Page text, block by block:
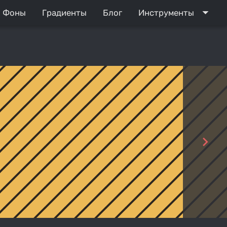
Фоны Градиенты Блог Инструменты arrow_drop_down
navigate_next